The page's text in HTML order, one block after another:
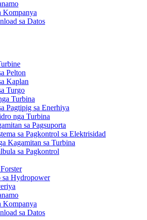
Kompanya
sa Datos
Pelton
Kaplan
Turgo
Turbina
Pagtipig sa Enerhiya
nga Turbina
sa Pagsuporta
sa Pagkontrol sa Elektrisidad
Kagamitan sa Turbina
sa Pagkontrol
sa Hydropower
Kompanya
sa Datos